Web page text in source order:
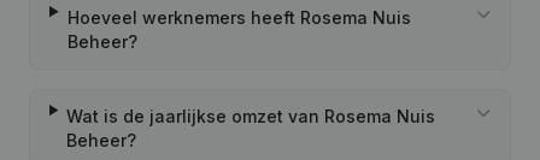
Hoeveel werknemers heeft Rosema Nuis
Beheer?
Wat is de jaarlijkse omzet van Rosema Nuis
Beheer?